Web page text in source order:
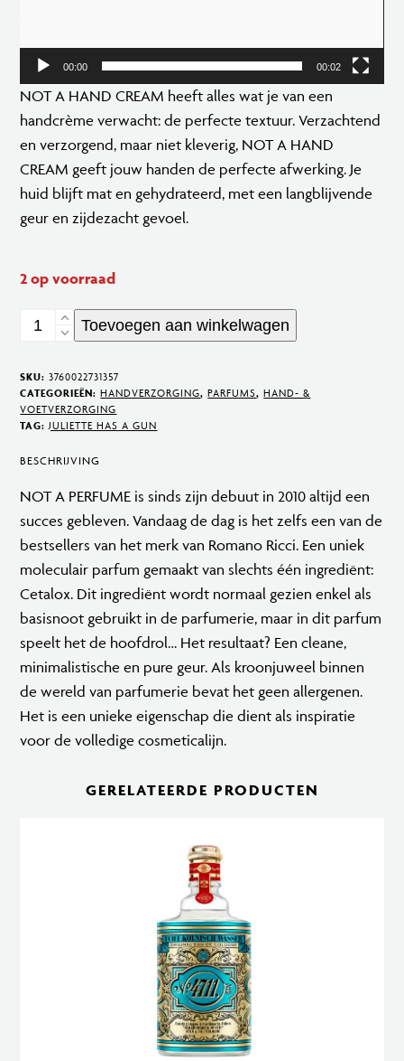
00:00 00:02
NOT A HAND CREAM heeft alles wat je van een
handcrème verwacht: de perfecte textuur. Verzachtend
en verzorgend, maar niet kleverig, NOT A HAND
CREAM geeft jouw handen de perfecte afwerking. Je
huid blijft mat en gehydrateerd, met een langblijvende
geur en zijdezacht gevoel.
2 op voorraad
Juliette
a
Gun
Not
Hand
Cream
30
ml
aantal
Toevoegen aan winkelwagen
SKU:3760022731357
CATEGORIEËN:HANDVERZORGING,PARFUMS,HAND- &
VOETVERZORGING
TAG:JULIETTE HAS A GUN
BESCHRIJVING
NOT A PERFUME is sinds zijn debuut in 2010 altijd een
succes gebleven. Vandaag de dag is het zelfs een van de
bestsellers van het merk van Romano Ricci. Een uniek
moleculair parfum gemaakt van slechts één ingrediënt:
Cetalox. Dit ingrediënt wordt normaal gezien enkel als
basisnoot gebruikt in de parfumerie, maar in dit parfum
speelt het de hoofdrol… Het resultaat? Een cleane,
minimalistische en pure geur. Als kroonjuweel binnen
de wereld van parfumerie bevat het geen allergenen.
Het is een unieke eigenschap die dient als inspiratie
voor de volledige cosmeticalijn.
GERELATEERDE PRODUCTEN